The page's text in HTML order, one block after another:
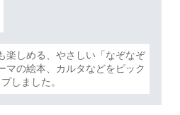
楽しめる、やさしい「なぞなぞ
マの絵本、カルタなどをピック
しました。